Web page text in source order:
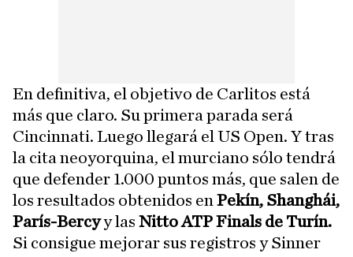
En definitiva, el objetivo de Carlitos está
más que claro. Su primera parada será
Cincinnati. Luego llegará el US Open. Y tras
la cita neoyorquina, el murciano sólo tendrá
que defender 1.000 puntos más, que salen de
los resultados obtenidos en Pekín, Shanghái,
París-Bercyy las Nitto ATP Finals de Turín.
Si consigue mejorar sus registros y Sinner